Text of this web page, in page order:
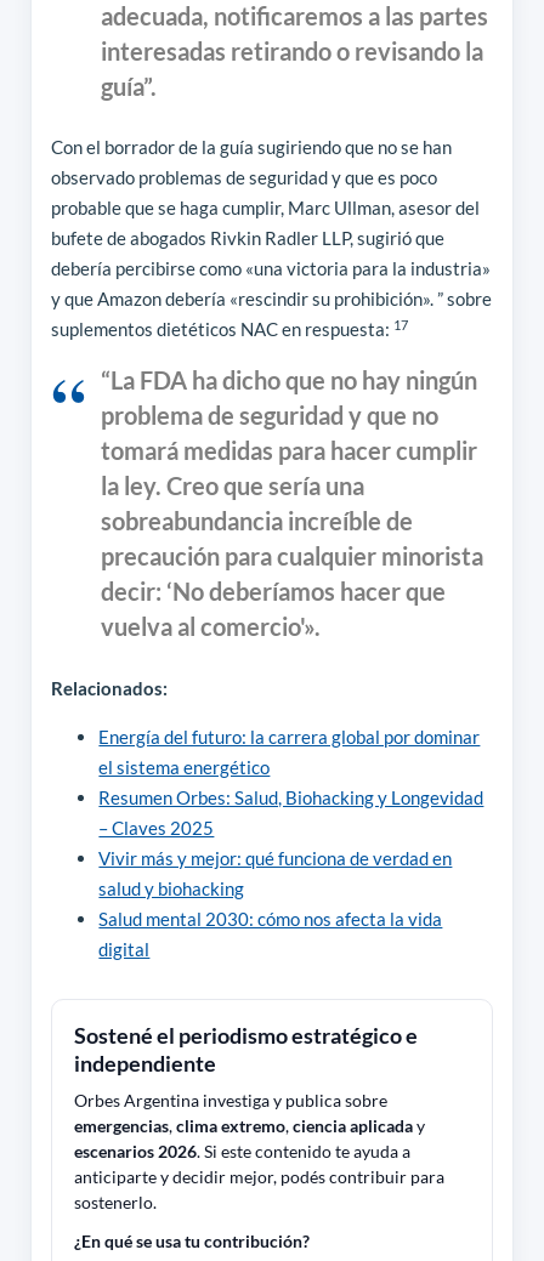
adecuada, notificaremos a las partes
interesadas retirando o revisando la
guía”.
Con el borrador de la guía sugiriendo que no se han
observado problemas de seguridad y que es poco
probable que se haga cumplir, Marc Ullman, asesor del
bufete de abogados Rivkin Radler LLP, sugirió que
debería percibirse como «una victoria para la industria»
y que Amazon debería «rescindir su prohibición». ” sobre
suplementos dietéticos NAC en respuesta: 17
“La FDA ha dicho que no hay ningún
problema de seguridad y que no
tomará medidas para hacer cumplir
la ley. Creo que sería una
sobreabundancia increíble de
precaución para cualquier minorista
decir: ‘No deberíamos hacer que
vuelva al comercio'».
Relacionados:
Energía del futuro: la carrera global por dominar
el sistema energético
Resumen Orbes: Salud, Biohacking y Longevidad
– Claves 2025
Vivir más y mejor: qué funciona de verdad en
salud y biohacking
Salud mental 2030: cómo nos afecta la vida
digital
Sostené el periodismo estratégico e
independiente
Orbes Argentina investiga y publica sobre
emergencias,clima extremo,ciencia aplicaday
escenarios 2026. Si este contenido te ayuda a
anticiparte y decidir mejor, podés contribuir para
sostenerlo.
¿En qué se usa tu contribución?